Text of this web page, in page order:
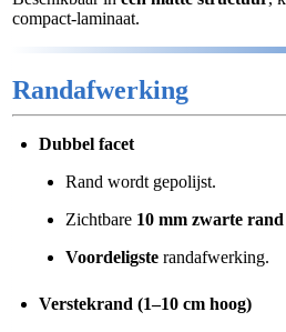
compact-laminaat.
Randafwerking
Dubbel facet
Rand wordt gepolijst.
Zichtbare 10 mm zwarte rand
Voordeligste randafwerking.
Verstekrand (1–10 cm hoog)